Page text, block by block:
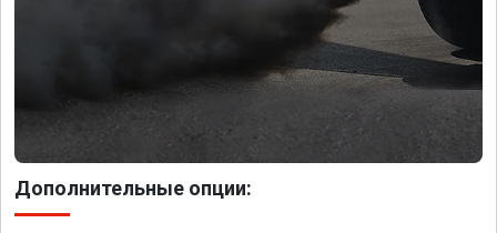
Дополнительные опции: